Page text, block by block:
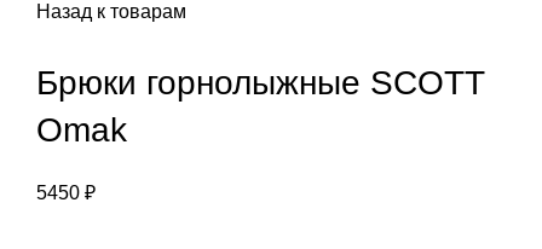
Назад к товарам
Брюки горнолыжные SCOTT
Omak
5450 ₽